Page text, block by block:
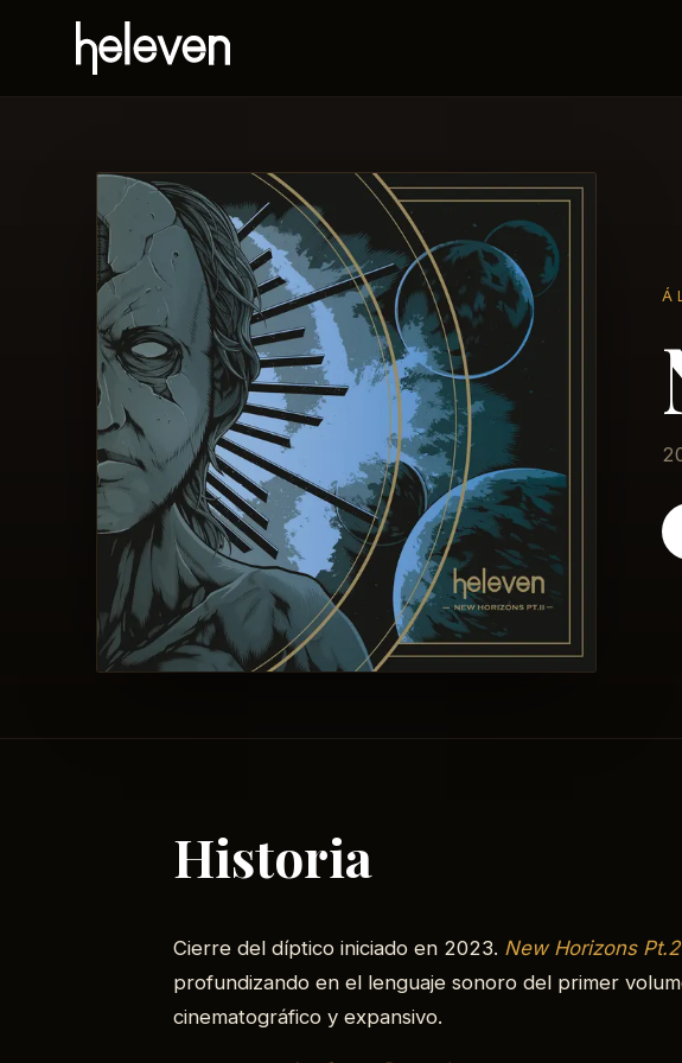
Historia
Cierre del díptico iniciado en 2023. New Horizons Pt.2
profundizando en el lenguaje sonoro del primer
cinematográfico y expansivo.